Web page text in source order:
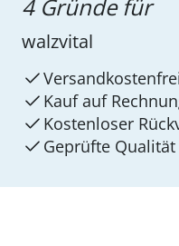
4 Gründe für
walzvital
Kauf auf
Kostenloser
Geprüfte